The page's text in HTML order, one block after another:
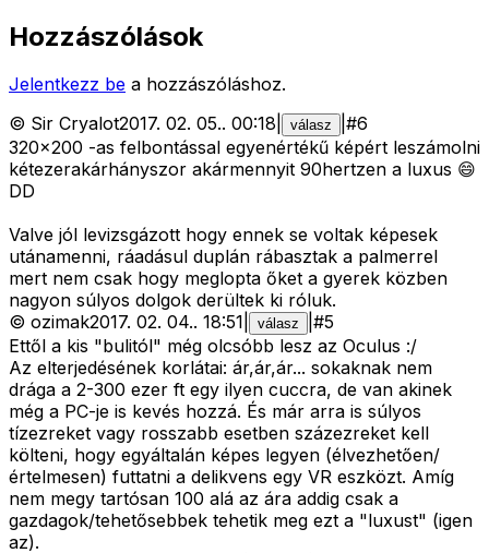
Hozzászólások
Jelentkezz be a hozzászóláshoz.
© Sir Cryalot2017. 02. 05.. 00:18 válasz #6
320x200 -as felbontással egyenértékű képért leszámolni
kétezerakárhányszor akármennyit 90hertzen a luxus 😄
DD
Valve jól levizsgázott hogy ennek se voltak képesek
utánamenni, ráadásul duplán rábasztak a palmerrel
mert nem csak hogy meglopta őket a gyerek közben
nagyon súlyos dolgok derültek ki róluk.
© ozimak2017. 02. 04.. 18:51 válasz #5
Ettől a kis "bulitól" még olcsóbb lesz az Oculus :/
Az elterjedésének korlátai: ár,ár,ár... sokaknak nem
drága a 2-300 ezer ft egy ilyen cuccra, de van akinek
még a PC-je is kevés hozzá. És már arra is súlyos
tízezreket vagy rosszabb esetben százezreket kell
költeni, hogy egyáltalán képes legyen (élvezhetően/
értelmesen) futtatni a delikvens egy VR eszközt. Amíg
nem megy tartósan 100 alá az ára addig csak a
gazdagok/tehetősebbek tehetik meg ezt a "luxust" (igen
az).